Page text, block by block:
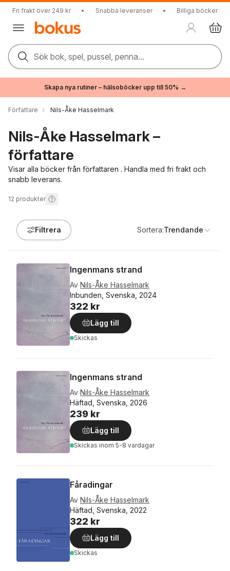
Fri frakt över 249 kr • Snabba leveranser • Billiga böcker
Sök bok, spel, pussel, penna...
Skapa nya rutiner – hälsoböcker upp till 50% →
Författare Nils-Åke Hasselmark
Nils-Åke Hasselmark –
författare
Visar alla böcker från författaren . Handla med fri frakt och
snabb leverans.
12 produkter
Filtrera Sortera:Trendande
Ingenmans strand
Av Nils-Åke Hasselmark
Inbunden, Svenska, 2024
322 kr
Lägg till
Skickas
Ingenmans strand
Av Nils-Åke Hasselmark
Häftad, Svenska, 2026
239 kr
Lägg till
Skickas inom 5-8 vardagar
Fåradingar
Av Nils-Åke Hasselmark
Häftad, Svenska, 2022
322 kr
Lägg till
Skickas